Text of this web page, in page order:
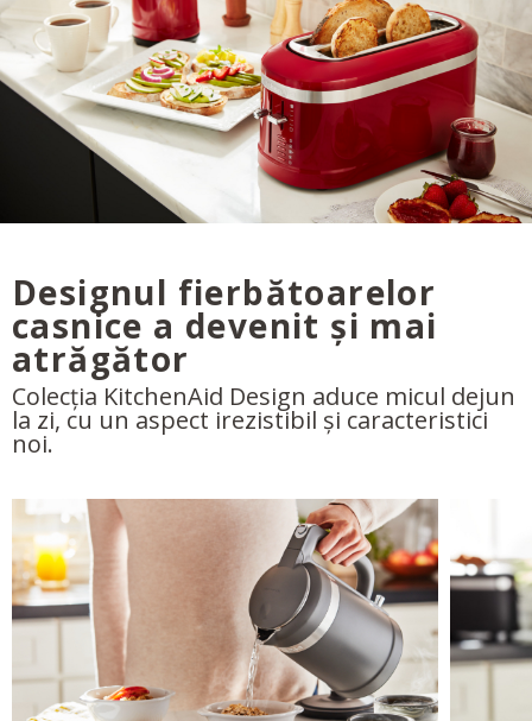
Designul fierbătoarelor
casnice a devenit și mai
atrăgător
Colecția KitchenAid Design aduce micul dejun
la zi, cu un aspect irezistibil și caracteristici
noi.